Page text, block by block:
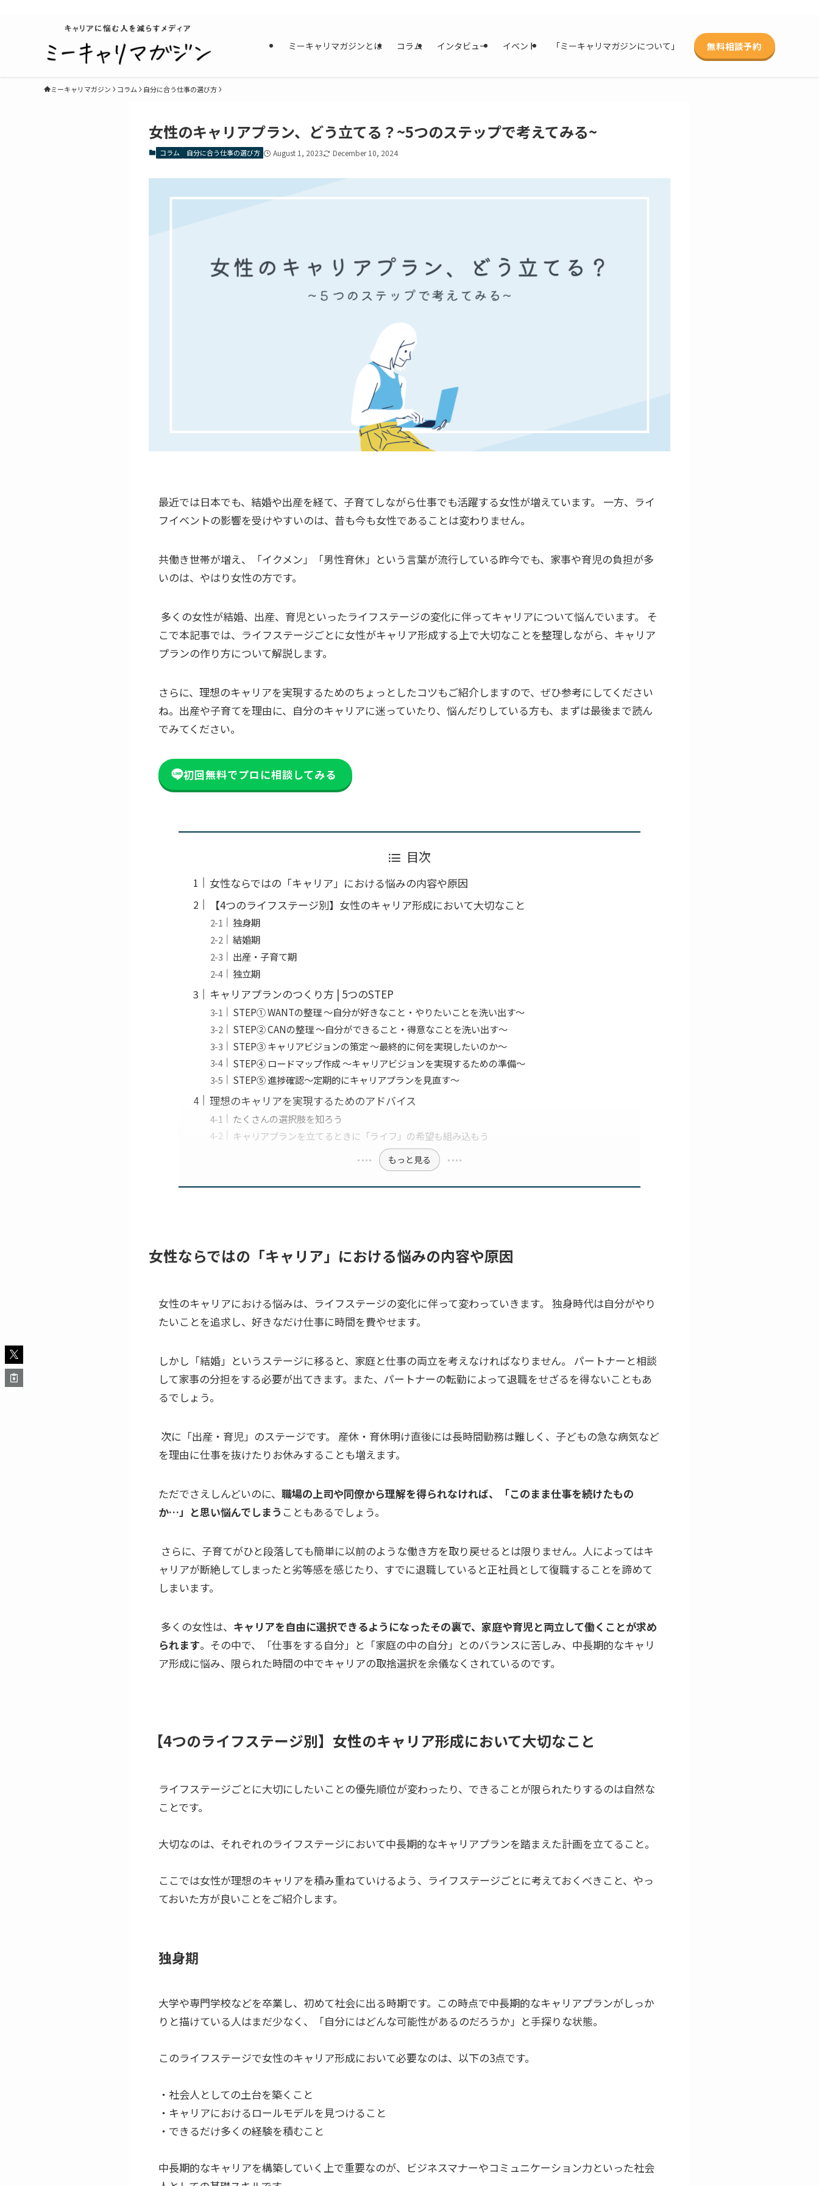
ミーキャリマガジンとは コラム インタビュー イベント 「ミーキャリマガジンについて」 無料相談予約
ミーキャリマガジン コラム 自分に合う仕事の選び方
女性のキャリアプラン、どう立てる？~5つのステップで考えてみる~
コラム 自分に合う仕事の選び方 August 1, 2023 December 10, 2024
最近では日本でも、結婚や出産を経て、子育てしながら仕事でも活躍する女性が増えています。 一方、ライ
フイベントの影響を受けやすいのは、昔も今も女性であることは変わりません。
共働き世帯が増え、「イクメン」「男性育休」という言葉が流行している昨今でも、家事や育児の負担が多
いのは、やはり女性の方です。
多くの女性が結婚、出産、育児といったライフステージの変化に伴ってキャリアについて悩んでいます。 そ
こで本記事では、ライフステージごとに女性がキャリア形成する上で大切なことを整理しながら、キャリア
プランの作り方について解説します。
さらに、理想のキャリアを実現するためのちょっとしたコツもご紹介しますので、ぜひ参考にしてください
ね。出産や子育てを理由に、自分のキャリアに迷っていたり、悩んだりしている方も、まずは最後まで読ん
でみてください。
初回無料でプロに相談してみる
目次
女性ならではの「キャリア」における悩みの内容や原因
【4つのライフステージ別】女性のキャリア形成において大切なこと
独身期
結婚期
出産・子育て期
独立期
キャリアプランのつくり方 | 5つのSTEP
STEP① WANTの整理 〜自分が好きなこと・やりたいことを洗い出す〜
STEP② CANの整理 〜自分ができること・得意なことを洗い出す〜
STEP③ キャリアビジョンの策定 〜最終的に何を実現したいのか〜
STEP④ ロードマップ作成 〜キャリアビジョンを実現するための準備〜
STEP⑤ 進捗確認〜定期的にキャリアプランを見直す〜
理想のキャリアを実現するためのアドバイス
たくさんの選択肢を知ろう
キャリアプランを立てるときに「ライフ」の希望も組み込もう
もっと見る
女性ならではの「キャリア」における悩みの内容や原因
女性のキャリアにおける悩みは、ライフステージの変化に伴って変わっていきます。 独身時代は自分がやり
たいことを追求し、好きなだけ仕事に時間を費やせます。
しかし「結婚」というステージに移ると、家庭と仕事の両立を考えなければなりません。 パートナーと相談
して家事の分担をする必要が出てきます。また、パートナーの転勤によって退職をせざるを得ないこともあ
るでしょう。
次に「出産・育児」のステージです。 産休・育休明け直後には長時間勤務は難しく、子どもの急な病気など
を理由に仕事を抜けたりお休みすることも増えます。
ただでさえしんどいのに、 職場の上司や同僚から理解を得られなければ、「このまま仕事を続けたもの
か…」と思い悩んでしまう こともあるでしょう。
さらに、子育てがひと段落しても簡単に以前のような働き方を取り戻せるとは限りません。人によってはキ
ャリアが断絶してしまったと劣等感を感じたり、すでに退職していると正社員として復職することを諦めて
しまいます。
多くの女性は、 キャリアを自由に選択できるようになったその裏で、家庭や育児と両立して働くことが求め
られます。その中で、「仕事をする自分」と「家庭の中の自分」とのバランスに苦しみ、中長期的なキャリ
ア形成に悩み、限られた時間の中でキャリアの取捨選択を余儀なくされているのです。
【4つのライフステージ別】女性のキャリア形成において大切なこと
ライフステージごとに大切にしたいことの優先順位が変わったり、できることが限られたりするのは自然な
ことです。
大切なのは、それぞれのライフステージにおいて中長期的なキャリアプランを踏まえた計画を立てること。
ここでは女性が理想のキャリアを積み重ねていけるよう、ライフステージごとに考えておくべきこと、やっ
ておいた方が良いことをご紹介します。
独身期
大学や専門学校などを卒業し、初めて社会に出る時期です。この時点で中長期的なキャリアプランがしっか
りと描けている人はまだ少なく、「自分にはどんな可能性があるのだろうか」と手探りな状態。
このライフステージで女性のキャリア形成において必要なのは、以下の3点です。
・社会人としての土台を築くこと
・キャリアにおけるロールモデルを見つけること
・できるだけ多くの経験を積むこと
中長期的なキャリアを構築していく上で重要なのが、ビジネスマナーやコミュニケーション力といった社会